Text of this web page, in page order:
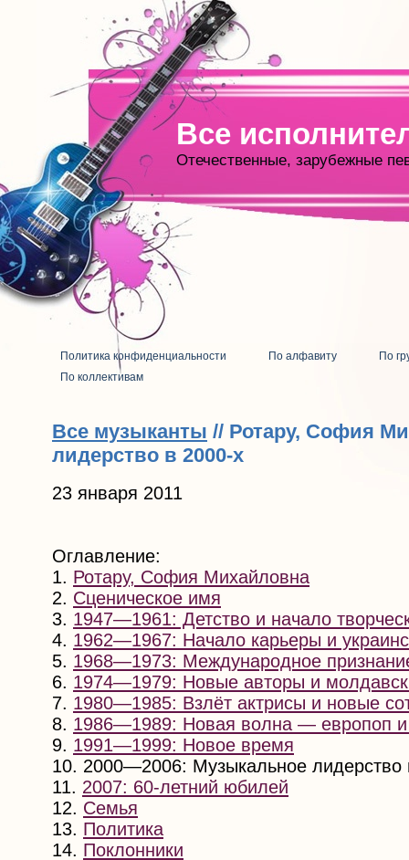
Все
Отечественные, зарубежные
Политика конфиденциальности По алфавиту
По
По коллективам
Все музыканты // Ротару, София
лидерство в 2000-х
23 января 2011
Оглавление:
1. Ротару, София Михайловна
2. Сценическое имя
3. 1947—1961: Детство и начало
4. 1962—1967: Начало карьеры и
5. 1968—1973: Международное
6. 1974—1979: Новые авторы и
7. 1980—1985: Взлёт актрисы и новые
8. 1986—1989: Новая волна — европоп и
9. 1991—1999: Новое время
10. 2000—2006: Музыкальное лидерство
11. 2007: 60-летний юбилей
12. Семья
13. Политика
14. Поклонники